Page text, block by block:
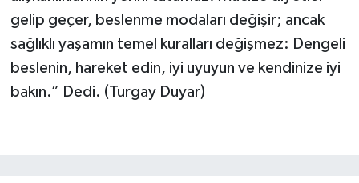
gelip geçer, beslenme modaları değişir; ancak
sağlıklı yaşamın temel kuralları değişmez: Dengeli
beslenin, hareket edin, iyi uyuyun ve kendinize iyi
bakın.” Dedi. (Turgay Duyar)